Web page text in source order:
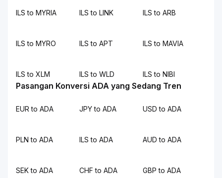
ILS to MYRIA ILS to LINK ILS to ARB
ILS to MYRO ILS to APT ILS to MAVIA
ILS to XLM ILS to WLD ILS to NIBI
Pasangan Konversi ADA yang Sedang Tren
EUR to ADA JPY to ADA USD to ADA
PLN to ADA ILS to ADA AUD to ADA
SEK to ADA CHF to ADA GBP to ADA